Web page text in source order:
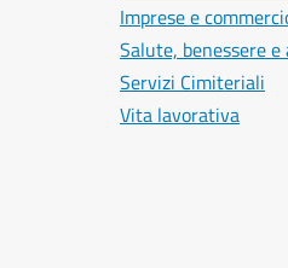
Imprese e
Salute, benessere e
Servizi Cimiteriali
Vita lavorativa